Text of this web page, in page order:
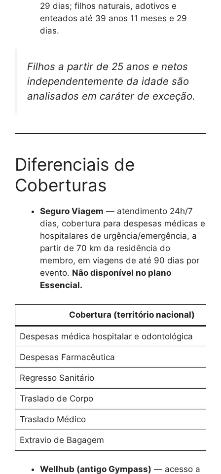
29 dias; filhos naturais, adotivos e
enteados até 39 anos 11 meses e 29
dias.
Filhos a partir de 25 anos e netos
independentemente da idade são
analisados em caráter de exceção.
Diferenciais de
Coberturas
Seguro Viagem — atendimento 24h/7
dias, cobertura para despesas médicas e
hospitalares de urgência/emergência, a
partir de 70 km da residência do
membro, em viagens de até 90 dias por
evento. Não disponível no plano
Essencial.
Cobertura (território nacional)
Despesas médica hospitalar e odontológica
Despesas Farmacêutica
Regresso Sanitário
Traslado de Corpo
Traslado Médico
Extravio de Bagagem
Wellhub (antigo Gympass) — acesso a